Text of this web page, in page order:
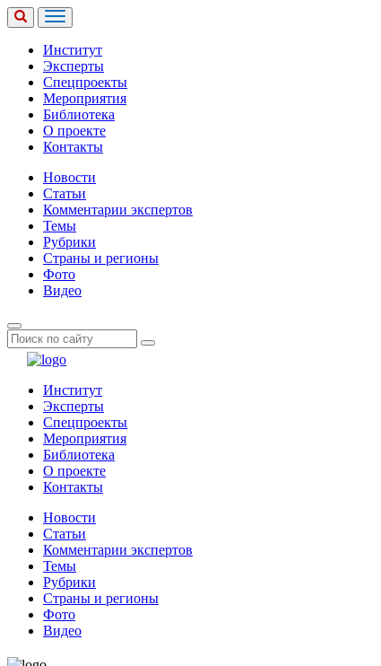
Институт
Эксперты
Спецпроекты
Мероприятия
Библиотека
О проекте
Контакты
Новости
Статьи
Комментарии экспертов
Темы
Рубрики
Страны и регионы
Фото
Видео
Институт
Эксперты
Спецпроекты
Мероприятия
Библиотека
О проекте
Контакты
Новости
Статьи
Комментарии экспертов
Темы
Рубрики
Страны и регионы
Фото
Видео